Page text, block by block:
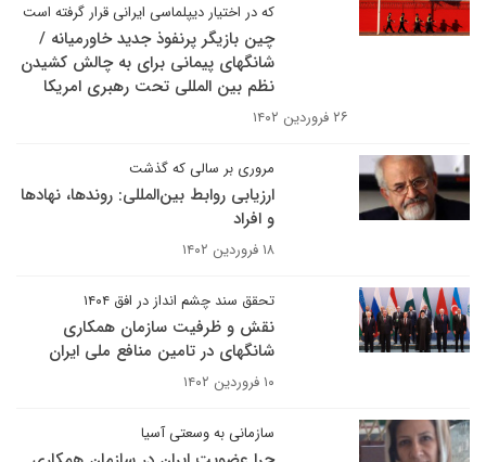
که در اختیار دیپلماسی ایرانی قرار گرفته است
چین بازیگر پرنفوذ جدید خاورمیانه /
شانگهای پیمانی برای به چالش کشیدن
نظم بین المللی تحت رهبری امریکا
۲۶ فروردین ۱۴۰۲
مروری بر سالی که گذشت
ارزیابی روابط بین‌المللی: روندها، نهادها
و افراد
۱۸ فروردین ۱۴۰۲
تحقق سند چشم انداز در افق ۱۴۰۴
نقش و ظرفیت سازمان همکاری
شانگهای در تامین منافع ملی ایران
۱۰ فروردین ۱۴۰۲
سازمانی به وسعتی آسیا